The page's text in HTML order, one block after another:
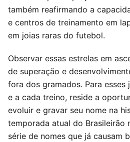
também reafirmando a
e centros de treinamento em
em joias raras do futebol.
Observar essas estrelas em
de superação e
fora dos gramados. Para esses
e a cada treino, reside a
evoluir e gravar seu nome na
temporada atual do Brasileirão
série de nomes que já causam